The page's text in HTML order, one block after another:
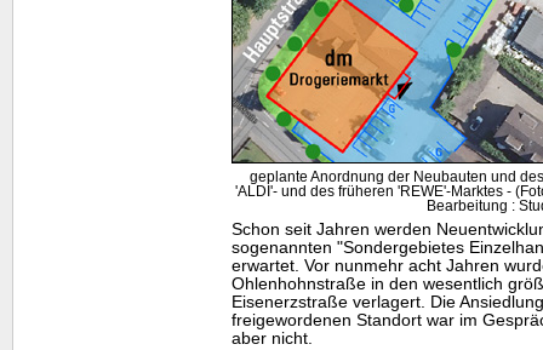
geplante Anordnung der Neubauten und
'ALDI'- und des früheren 'REWE'-Marktes -
Bearbeitung :
Schon seit Jahren werden
sogenannten "Sondergebietes
erwartet. Vor nunmehr acht Jahren
Ohlenhohnstraße in den wesentlich
Eisenerzstraße verlagert. Die
freigewordenen Standort war im
aber nicht.